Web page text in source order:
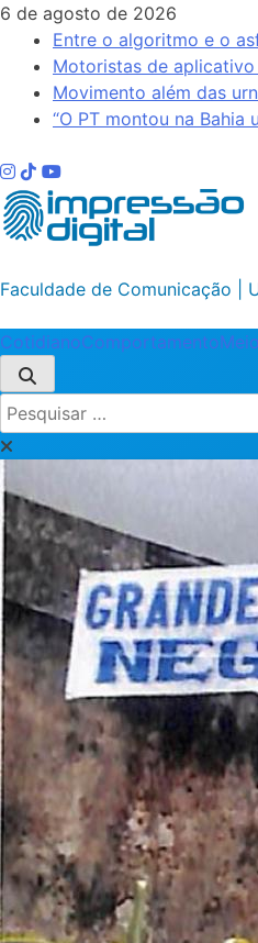
Skip
content
6 de agosto de 2026
Entre o algoritmo e o
Motoristas de
Movimento além das
“O PT montou na Bahia
Impressão Digital
Faculdade de Comunicação |
CotidianoComportamento
Pesquisar
por: